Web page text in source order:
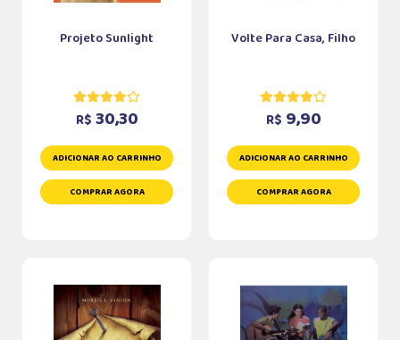
Projeto Sunlight
R$ 30,30
ADICIONAR AO CARRINHO
COMPRAR AGORA
Volte Para Casa, Filho
R$ 9,90
ADICIONAR AO CARRINHO
COMPRAR AGORA